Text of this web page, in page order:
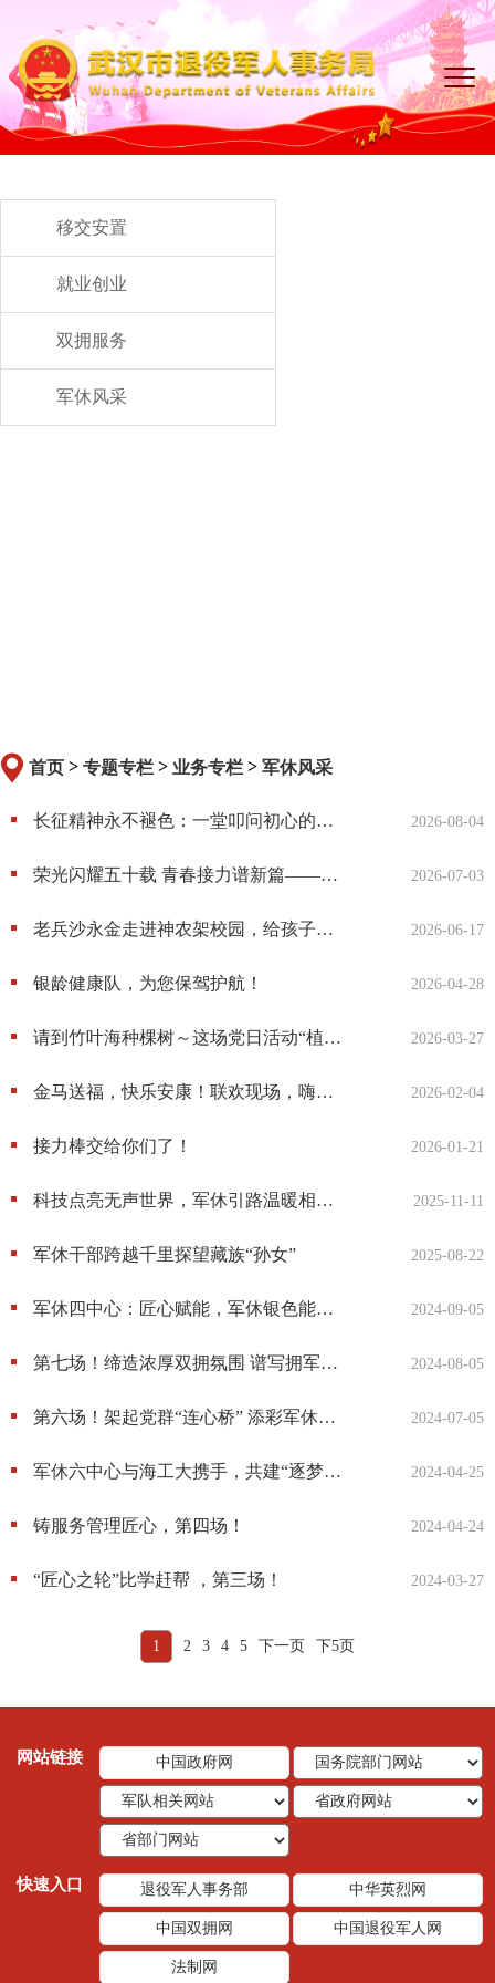
移交安置
就业创业
双拥服务
军休风采
首页 > 专题专栏 > 业务专栏 > 军休风采
长征精神永不褪色：一堂叩问初心的生动党课 2026-08-04
荣光闪耀五十载 青春接力谱新篇——市退役军人事务局军休四中心举行“光荣在党50年”纪念章颁发仪式 2026-07-03
老兵沙永金走进神农架校园，给孩子们播下红色种子 2026-06-17
银龄健康队，为您保驾护航！ 2026-04-28
请到竹叶海种棵树～这场党日活动“植”得点赞 2026-03-27
金马送福，快乐安康！联欢现场，嗨翻全场 2026-02-04
接力棒交给你们了！ 2026-01-21
科技点亮无声世界，军休引路温暖相伴——武汉市军休三中心携手第一聋哑学校开展公益研学活动 2025-11-11
军休干部跨越千里探望藏族“孙女” 2025-08-22
军休四中心：匠心赋能，军休银色能量展现新“戎耀” 2024-09-05
第七场！缔造浓厚双拥氛围 谱写拥军深情 2024-08-05
第六场！架起党群“连心桥” 添彩军休党旗红 2024-07-05
军休六中心与海工大携手，共建“逐梦深蓝”双拥品牌！第五场！ 2024-04-25
铸服务管理匠心，第四场！ 2024-04-24
“匠心之轮”比学赶帮 ，第三场！ 2024-03-27
1 2 3 4 5 下一页 下5页
网站链接 中国政府网
快速入口 退役军人事务部 中华英烈网
中国双拥网 中国退役军人网
法制网